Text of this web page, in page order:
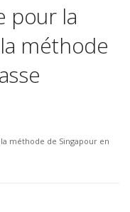
pour la
méthode
méthode de Singapour en